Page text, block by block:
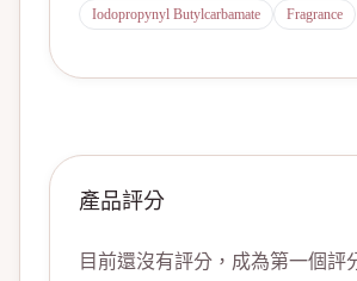
Iodopropynyl Butylcarbamate
Fragrance
產品評分
目前還沒有評分，成為第一個評